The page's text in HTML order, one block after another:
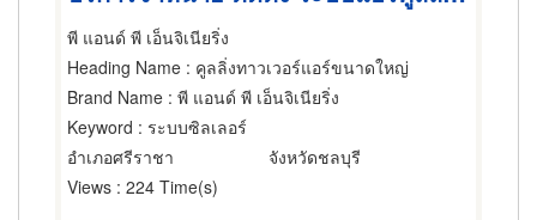
พี แอนด์ พี เอ็นจิเนียริ่ง
Heading Name : คูลลิ่งทาวเวอร์แอร์ขนาดใหญ่
Brand Name : พี แอนด์ พี เอ็นจิเนียริ่ง
Keyword : ระบบซิลเลอร์
อำเภอศรีราชา
จังหวัดชลบุรี
Views : 224 Time(s)